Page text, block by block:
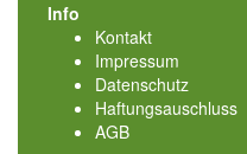
Info
Kontakt
Impressum
Datenschutz
Haftungsauschluss
AGB